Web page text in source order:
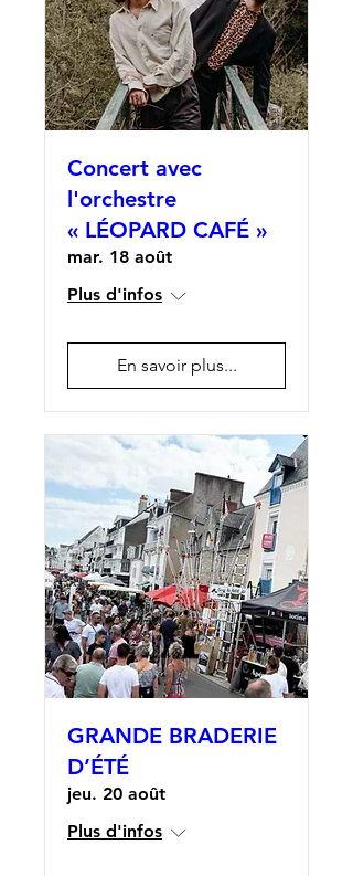
Concert avec
l'orchestre
« LÉOPARD CAFÉ »
mar. 18 août
Plus d'infos
En savoir plus...
GRANDE BRADERIE
D’ÉTÉ
jeu. 20 août
Plus d'infos